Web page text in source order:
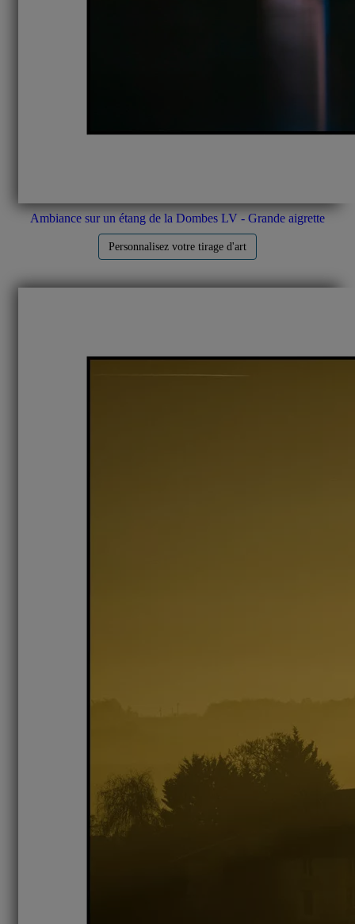
Ambiance sur un étang de la Dombes LV - Grande aigrette
Personnalisez votre tirage d'art